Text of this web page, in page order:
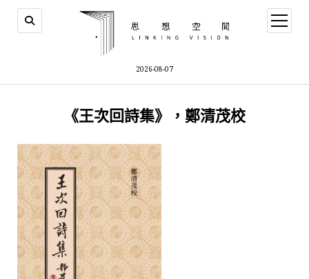
2026-08-07
open
menu
《王次回詩集》，鄭清茂校